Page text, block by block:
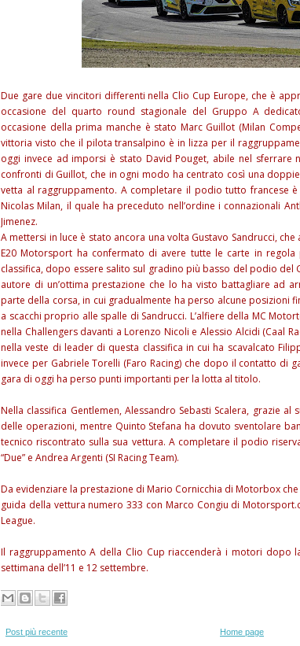
Due gare due vincitori differenti nella Clio Cup Europe, che è
occasione del quarto round stagionale del Gruppo A
occasione della prima manche è stato Marc Guillot (Milan
vittoria visto che il pilota transalpino è in lizza per il
oggi invece ad imporsi è stato David Pouget, abile nel sferrare
confronti di Guillot, che in ogni modo ha centrato così una
vetta al raggruppamento. A completare il podio tutto francese
Nicolas Milan, il quale ha preceduto nell’ordine i connazionali
Jimenez.
A mettersi in luce è stato ancora una volta Gustavo Sandrucci,
E20 Motorsport ha confermato di avere tutte le carte in
classifica, dopo essere salito sul gradino più basso del podio del
autore di un’ottima prestazione che lo ha visto battagliare ad
parte della corsa, in cui gradualmente ha perso alcune posizioni
a scacchi proprio alle spalle di Sandrucci. L’alfiere della MC
nella Challengers davanti a Lorenzo Nicoli e Alessio Alcidi (Caal
nella veste di leader di questa classifica in cui ha scavalcato
invece per Gabriele Torelli (Faro Racing) che dopo il contatto di
gara di oggi ha perso punti importanti per la lotta al titolo.
Nella classifica Gentlemen, Alessandro Sebasti Scalera, grazie
delle operazioni, mentre Quinto Stefana ha dovuto sventolare
tecnico riscontrato sulla sua vettura. A completare il podio
“Due” e Andrea Argenti (SI Racing Team).
Da evidenziare la prestazione di Mario Cornicchia di Motorbox
guida della vettura numero 333 con Marco Congiu di
League.
Il raggruppamento A della Clio Cup riaccenderà i motori dopo
settimana dell’11 e 12 settembre.
Post più recente Home page